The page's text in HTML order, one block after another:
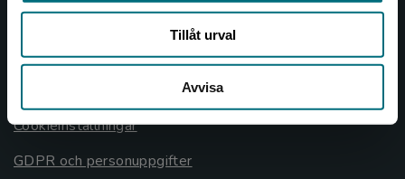
Tillåt urval
Avvisa
Allmänna länkar
Om oss
Cookieinställningar
GDPR och personuppgifter